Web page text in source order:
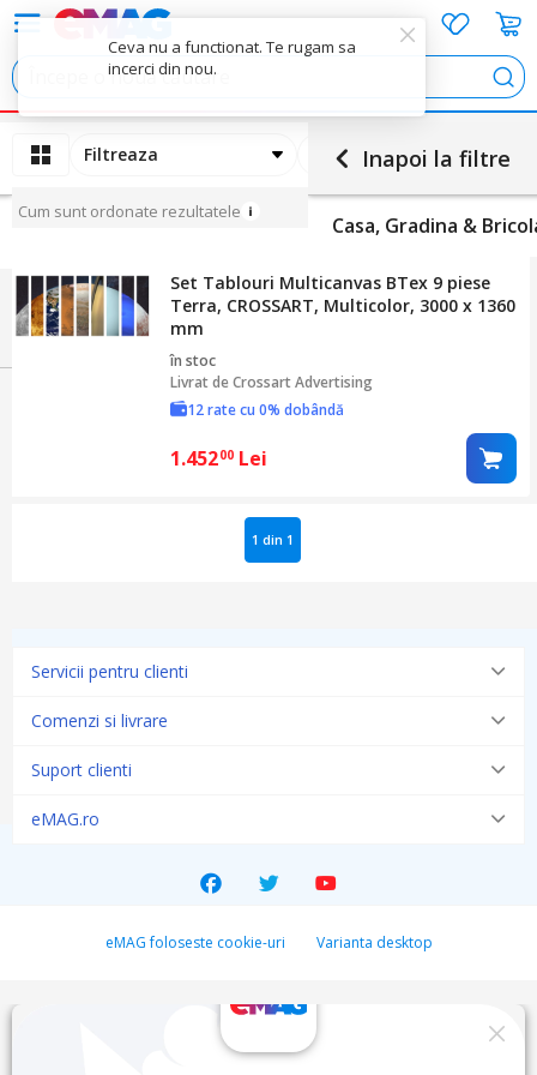
Ceva nu a functionat. Te rugam sa
incerci din nou.
Inapoi la filtre
Casa, Gradina &
Filtreaza Ordoneaza
Cum sunt ordonate rezultatele
Set Tablouri Multicanvas BTex 9 piese
Terra, CROSSART, Multicolor, 3000 x 1360
mm
în stoc
Livrat deCrossart Advertising
12 rate cu 0% dobândă
1.45200 Lei
1 din 1
Servicii pentru clienti
Comenzi si livrare
Suport clienti
eMAG.ro
eMAG foloseste cookie-uri Varianta desktop